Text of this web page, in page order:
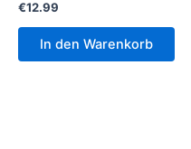
Bewertet
mit
0
€12.99
In den Warenkorb